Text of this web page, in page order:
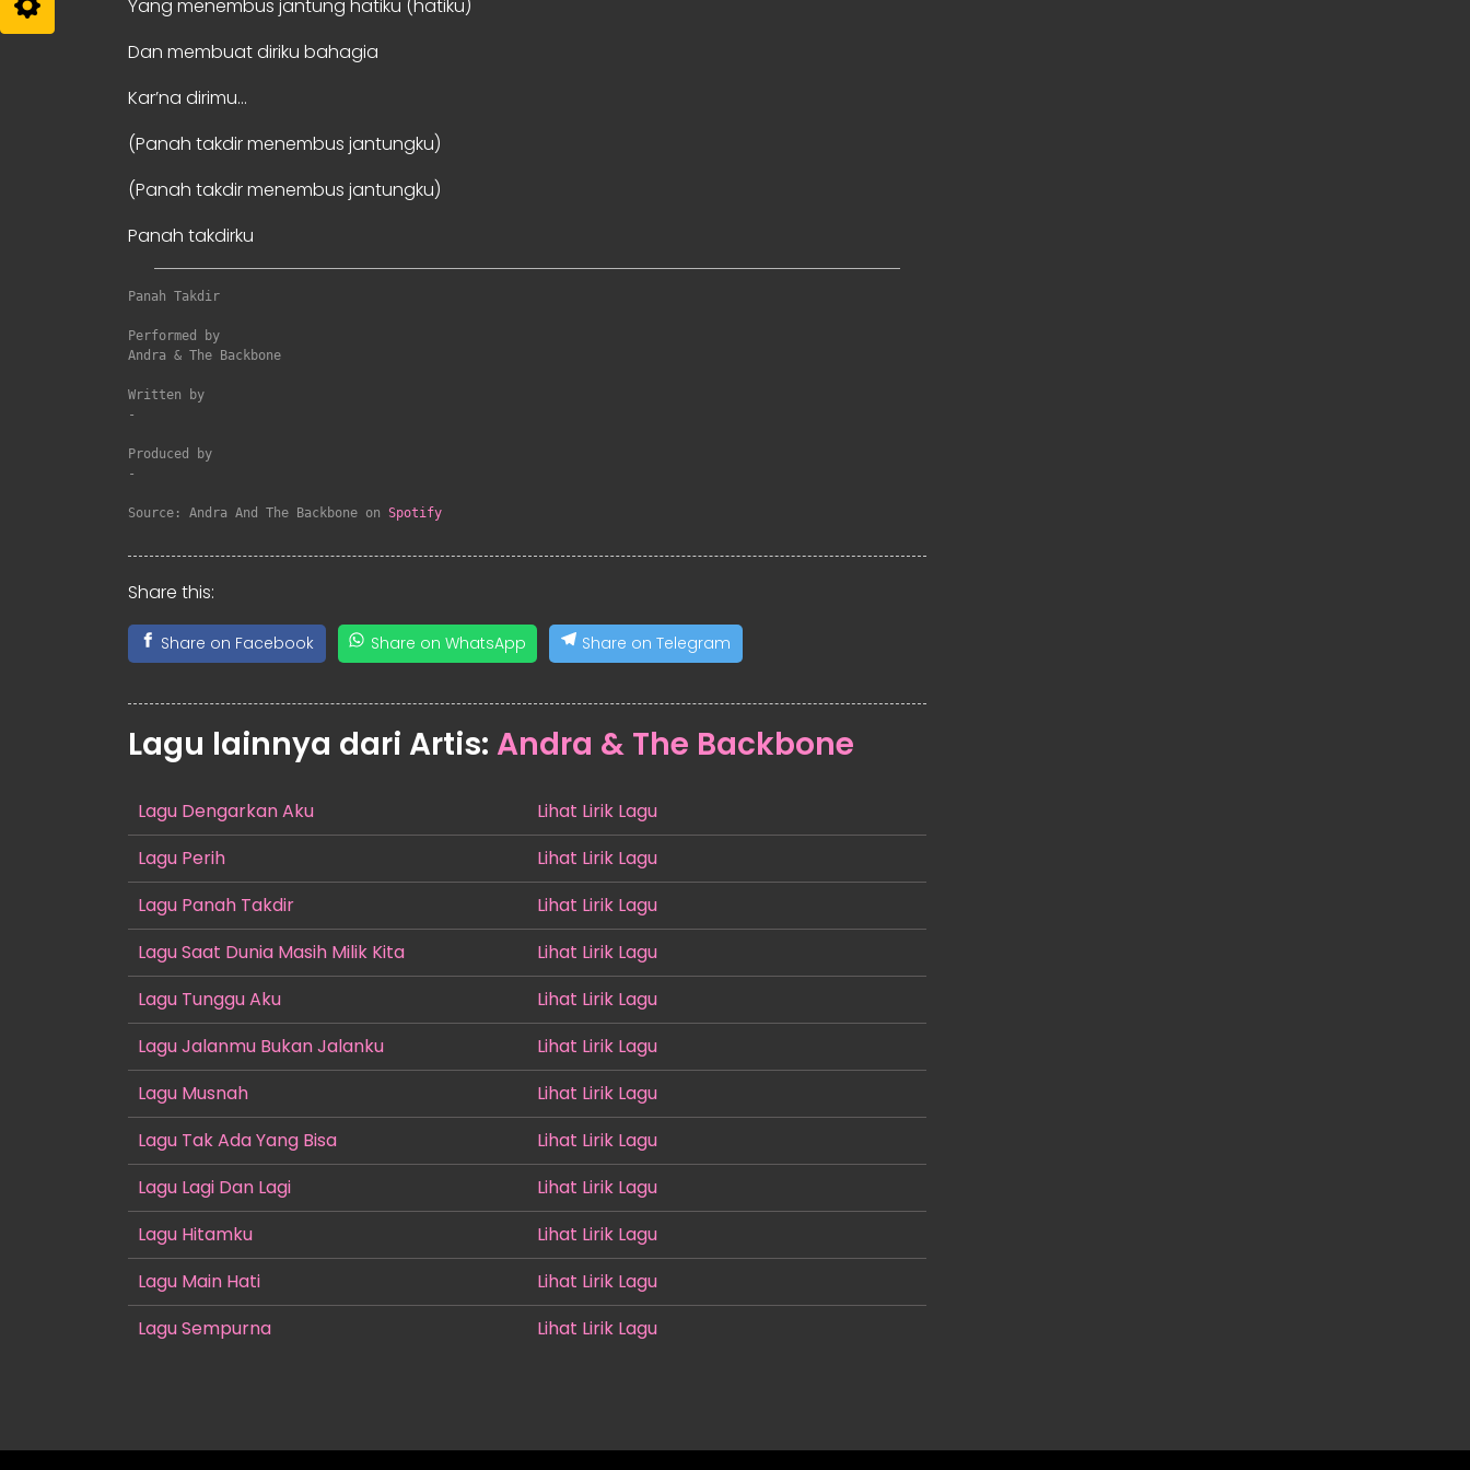
Yang menembus jantung hatiku (hatiku)
Dan membuat diriku bahagia
Kar’na dirimu…
(Panah takdir menembus jantungku)
(Panah takdir menembus jantungku)
Panah takdirku
Panah Takdir
Performed by
Andra & The Backbone
Written by
-
Produced by
-
Source: Andra And The Backbone on Spotify
Share this:
Share on Facebook Share on WhatsApp Share on Telegram
Lagu lainnya dari Artis: Andra & The Backbone
Lagu Dengarkan Aku
Lihat Lirik Lagu
Lagu Perih
Lihat Lirik Lagu
Lagu Panah Takdir
Lihat Lirik Lagu
Lagu Saat Dunia Masih Milik Kita
Lihat Lirik Lagu
Lagu Tunggu Aku
Lihat Lirik Lagu
Lagu Jalanmu Bukan Jalanku
Lihat Lirik Lagu
Lagu Musnah
Lihat Lirik Lagu
Lagu Tak Ada Yang Bisa
Lihat Lirik Lagu
Lagu Lagi Dan Lagi
Lihat Lirik Lagu
Lagu Hitamku
Lihat Lirik Lagu
Lagu Main Hati
Lihat Lirik Lagu
Lagu Sempurna
Lihat Lirik Lagu